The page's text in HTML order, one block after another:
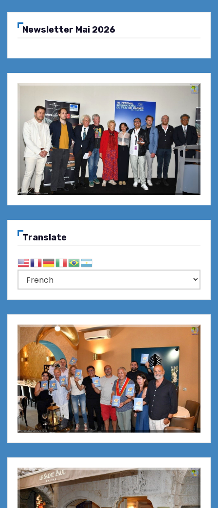
Newsletter Mai 2026
Translate